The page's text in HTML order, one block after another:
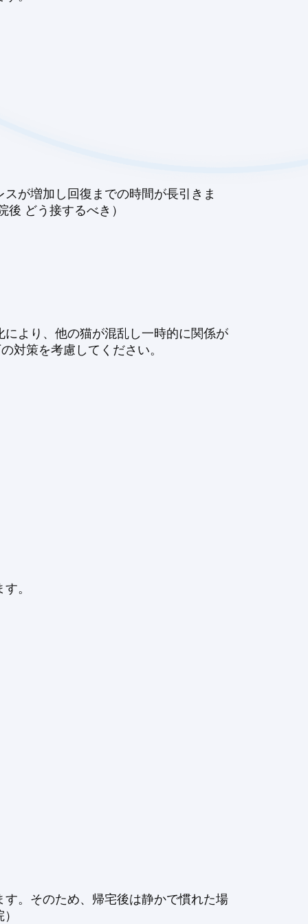
が増加し回復までの時間が長引きま
どう接するべき）
より、他の猫が混乱し一時的に関係が
対策を考慮してください。
。
。そのため、帰宅後は静かで慣れた場